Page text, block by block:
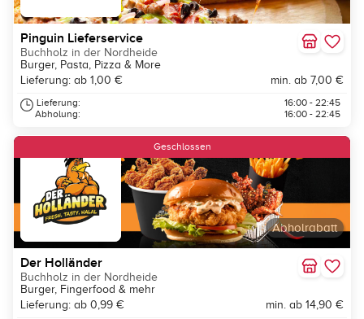
Pinguin Lieferservice
Buchholz in der Nordheide
Burger, Pasta, Pizza & More
Lieferung: ab 1,00 €
min. ab 7,00 €
Lieferung:
Abholung:
16:00 - 22:45
16:00 - 22:45
Abholrabatt
Geschlossen
Der Holländer
Buchholz in der Nordheide
Burger, Fingerfood & mehr
Lieferung: ab 0,99 €
min. ab 14,90 €